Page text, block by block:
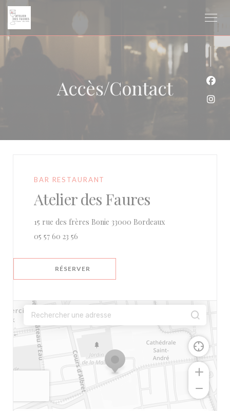
Personnalisation de vos choix en matière de cookies
Accès/Contact
BAR RESTAURANT
Atelier des Faures
15 rue des frères Bonie 33000 Bordeaux((ouvre une
05 57 60 23 56
RÉSERVER